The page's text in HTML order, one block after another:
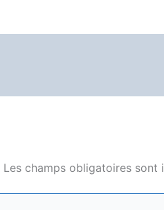
Les champs obligatoires sont